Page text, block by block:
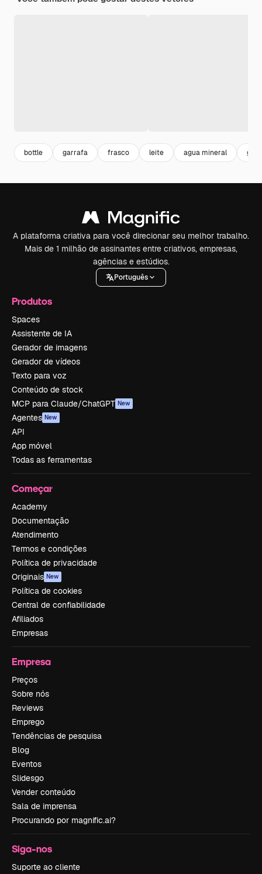
bottle garrafa frasco leite agua mineral
A plataforma criativa para você direcionar seu melhor trabalho.
Mais de 1 milhão de assinantes entre criativos, empresas,
agências e estúdios.
Português
Produtos
Spaces
Assistente de IA
Gerador de imagens
Gerador de vídeos
Texto para voz
Conteúdo de stock
MCP para Claude/ChatGPT New
Agentes New
API
App móvel
Todas as ferramentas
Começar
Academy
Documentação
Atendimento
Termos e condições
Política de privacidade
Originais New
Política de cookies
Central de confiabilidade
Afiliados
Empresas
Empresa
Preços
Sobre nós
Reviews
Emprego
Tendências de pesquisa
Blog
Eventos
Slidesgo
Vender conteúdo
Sala de imprensa
Procurando por magnific.ai?
Siga-nos
Suporte ao cliente